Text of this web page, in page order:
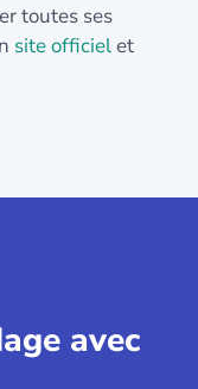
toutes ses
site officielet
avec